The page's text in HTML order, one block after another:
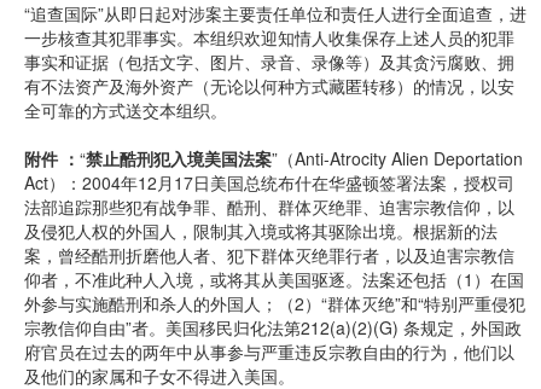
“追查国际”从即日起对涉案主要责任单位和责任人进行全面追查，进
一步核查其犯罪事实。本组织欢迎知情人收集保存上述人员的犯罪
事实和证据（包括文字、图片、录音、录像等）及其贪污腐败、拥
有不法资产及海外资产（无论以何种方式藏匿转移）的情况，以安
全可靠的方式送交本组织。
附件 ： “禁止酷刑犯入境美国法案”（Anti-Atrocity Alien Deportation
Act）：2004年12月17日美国总统布什在华盛顿签署法案，授权司
法部追踪那些犯有战争罪、酷刑、群体灭绝罪、迫害宗教信仰，以
及侵犯人权的外国人，限制其入境或将其驱除出境。根据新的法
案，曾经酷刑折磨他人者、犯下群体灭绝罪行者，以及迫害宗教信
仰者，不准此种人入境，或将其从美国驱逐。法案还包括（1）在国
外参与实施酷刑和杀人的外国人；（2）“群体灭绝”和“特别严重侵犯
宗教信仰自由”者。美国移民归化法第212(a)(2)(G) 条规定，外国政
府官员在过去的两年中从事参与严重违反宗教自由的行为，他们以
及他们的家属和子女不得进入美国。